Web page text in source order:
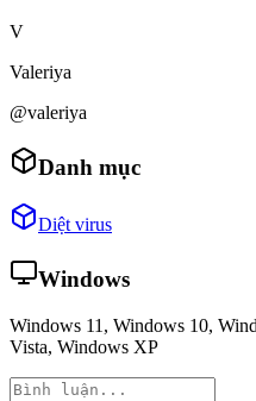
V
Valeriya
@valeriya
Danh mục
Diệt virus
Windows
Windows 11, Windows 10,
Vista, Windows XP